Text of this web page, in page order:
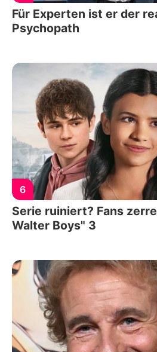
Für Experten ist er der
Psychopath
6
Serie ruiniert? Fans
Walter Boys" 3